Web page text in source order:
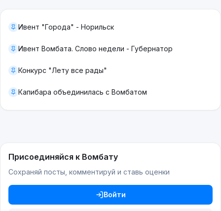
Ивент "Города" - Норильск
Ивент Вомбата. Слово недели - Губернатор
Конкурс "Лету все рады"
Капибара объединилась с Вомбатом
Присоединяйся к Вомбату
Сохраняй посты, комментируй и ставь оценки
Войти